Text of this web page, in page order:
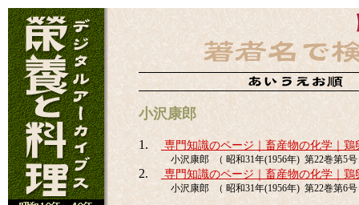
小沢康郎
1. 専門知識のページ｜畜産物の化学｜鶏
小沢康郎 （ 昭和31年(1956年) 第22巻第5号
2. 専門知識のページ｜畜産物の化学｜鶏
小沢康郎 （ 昭和31年(1956年) 第22巻第6号